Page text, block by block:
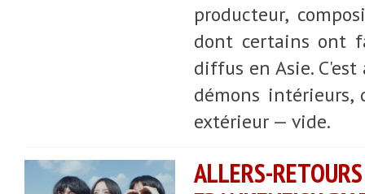
producteur,
dont certains ont
diffus en Asie.
démons intérieurs,
extérieur — vide.
ALLERS-